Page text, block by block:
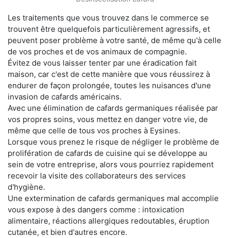
Les traitements que vous trouvez dans le commerce se
trouvent être quelquefois particulièrement agressifs, et
peuvent poser problème à votre santé, de même qu'à celle
de vos proches et de vos animaux de compagnie.
Évitez de vous laisser tenter par une éradication fait
maison, car c'est de cette manière que vous réussirez à
endurer de façon prolongée, toutes les nuisances d'une
invasion de cafards américains.
Avec une élimination de cafards germaniques réalisée par
vos propres soins, vous mettez en danger votre vie, de
même que celle de tous vos proches à Eysines.
Lorsque vous prenez le risque de négliger le problème de
prolifération de cafards de cuisine qui se développe au
sein de votre entreprise, alors vous pourriez rapidement
recevoir la visite des collaborateurs des services
d'hygiène.
Une extermination de cafards germaniques mal accomplie
vous expose à des dangers comme : intoxication
alimentaire, réactions allergiques redoutables, éruption
cutanée, et bien d'autres encore.